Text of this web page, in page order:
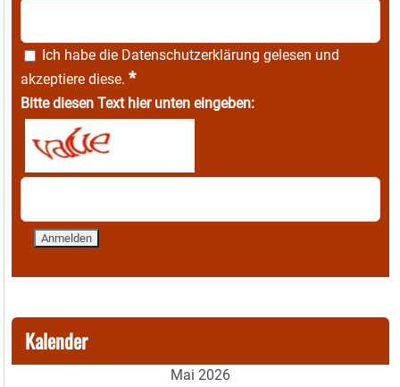
Ich habe die Datenschutzerklärung gelesen und
akzeptiere diese. *
Bitte diesen Text hier unten eingeben:
Kalender
Mai 2026